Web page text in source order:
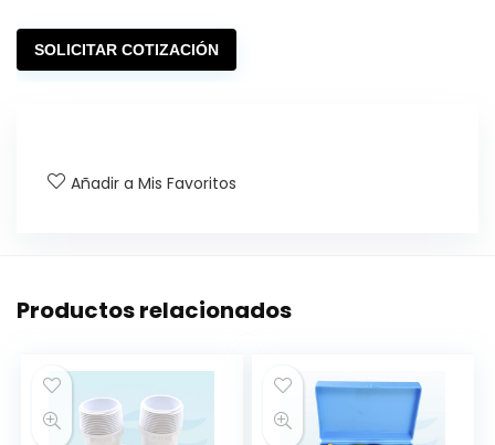
SOLICITAR COTIZACIÓN
Añadir a Mis Favoritos
Productos relacionados